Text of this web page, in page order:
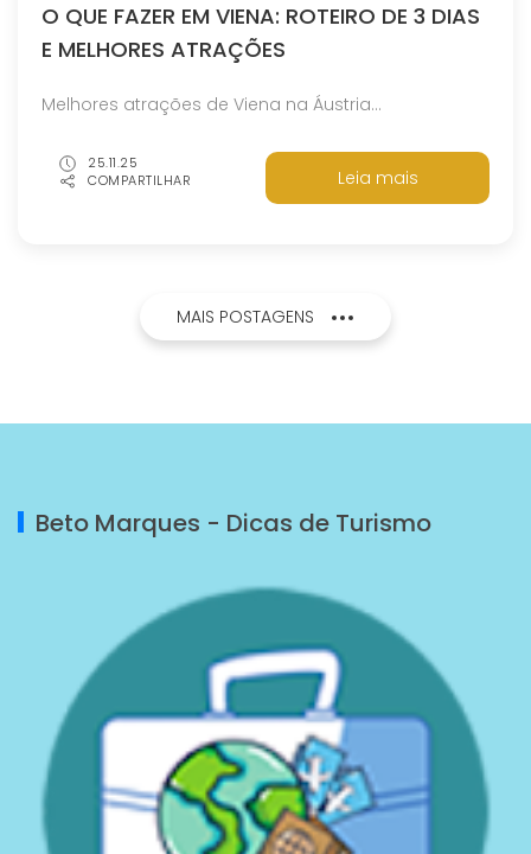
O QUE FAZER EM VIENA: ROTEIRO DE 3 DIAS
E MELHORES ATRAÇÕES
Melhores atrações de Viena na Áustria...
Leia mais
25.11.25
COMPARTILHAR
MAIS POSTAGENS
Beto Marques - Dicas de Turismo